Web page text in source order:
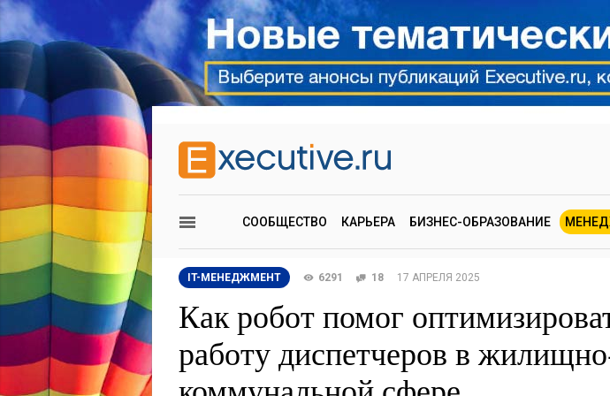
СООБЩЕСТВО КАРЬЕРА БИЗНЕС-ОБРАЗОВАНИЕ
IT-МЕНЕДЖМЕНТ 6291 18 17 АПРЕЛЯ 2025
Как робот помог
работу диспетчеров в